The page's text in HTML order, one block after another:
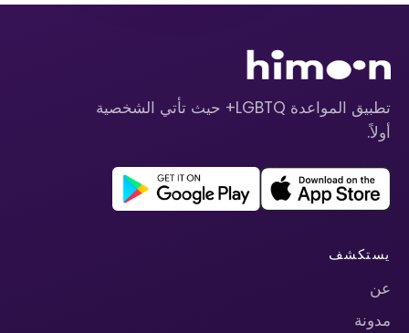
تطبيق المواعدة LGBTQ+ حيث تأتي الشخصية
أولاً.
يستكشف
عن
مدونة